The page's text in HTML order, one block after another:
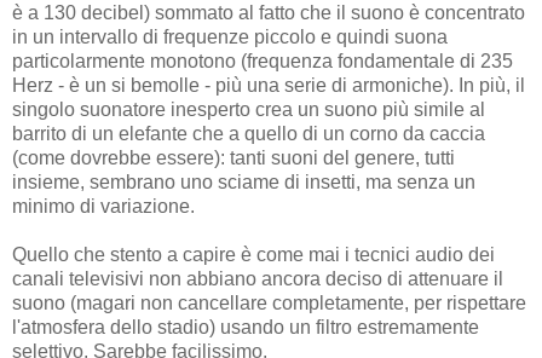
è a 130 decibel) sommato al fatto che il suono è concentrato
in un intervallo di frequenze piccolo e quindi suona
particolarmente monotono (frequenza fondamentale di 235
Herz - è un si bemolle - più una serie di armoniche). In più, il
singolo suonatore inesperto crea un suono più simile al
barrito di un elefante che a quello di un corno da caccia
(come dovrebbe essere): tanti suoni del genere, tutti
insieme, sembrano uno sciame di insetti, ma senza un
minimo di variazione.
Quello che stento a capire è come mai i tecnici audio dei
canali televisivi non abbiano ancora deciso di attenuare il
suono (magari non cancellare completamente, per rispettare
l'atmosfera dello stadio) usando un filtro estremamente
selettivo. Sarebbe facilissimo.